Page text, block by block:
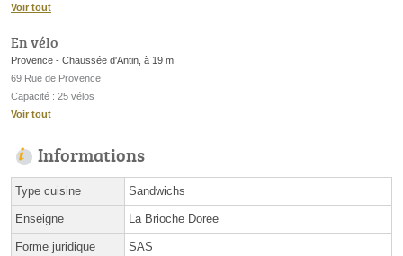
Voir tout
En vélo
Provence - Chaussée d'Antin, à 19 m
69 Rue de Provence
Capacité : 25 vélos
Voir tout
Informations
Type cuisine Sandwichs
Enseigne La Brioche Doree
Forme juridique SAS